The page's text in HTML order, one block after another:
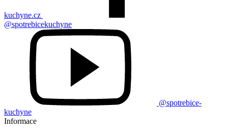
kuchyne.cz
@spotrebicekuchyne
@spotrebice-
kuchyne
Informace